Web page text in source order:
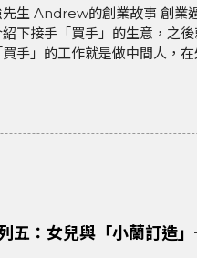
業過程：從自信的工作入手 大概十年前，五十歲的
下接手「買手」的生意，之
手」的工作就是做中間人，
五：女兒與「小蘭訂造